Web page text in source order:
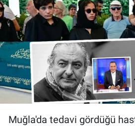
Muğla'da tedavi gördüğü
Sağlık
Teknoloji
Ramazan